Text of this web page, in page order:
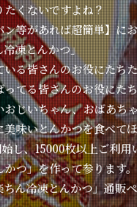
くないですよね？
ン等があれば超簡単】に
冷凍とんかつ」
る皆さんのお役にたち
てる皆さんのお役にた
じいちゃん、おばあち
味いとんかつを食べて
し、15000枚以上ご利用
つ」を作って参ります
ん冷凍とんかつ」通販